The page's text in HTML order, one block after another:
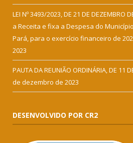
LEI Nº 3493/2023, DE 21 DE DEZEMBRO
a Receita e fixa a Despesa do
Pará, para o exercício financeiro de
2023
PAUTA DA REUNIÃO ORDINÁRIA, DE 11
de dezembro de 2023
DESENVOLVIDO POR CR2